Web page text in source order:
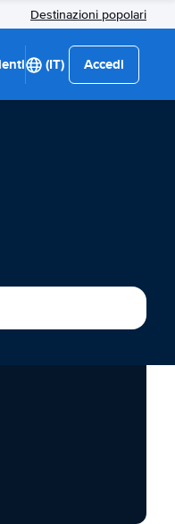
Destinazioni popolari
(IT) Accedi